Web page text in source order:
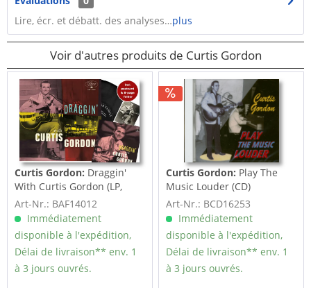
Lire, écr. et débatt. des analyses…plus
Voir d'autres produits de Curtis Gordon
Curtis Gordon: Draggin'
With Curtis Gordon (LP,
10inch, Ltd,...
Art-Nr.: BAF14012
Immédiatement
disponible à l'expédition,
Délai de livraison** env. 1
à 3 jours ouvrés.
Curtis Gordon: Play The
Music Louder (CD)
Art-Nr.: BCD16253
Immédiatement
disponible à l'expédition,
Délai de livraison** env. 1
à 3 jours ouvrés.